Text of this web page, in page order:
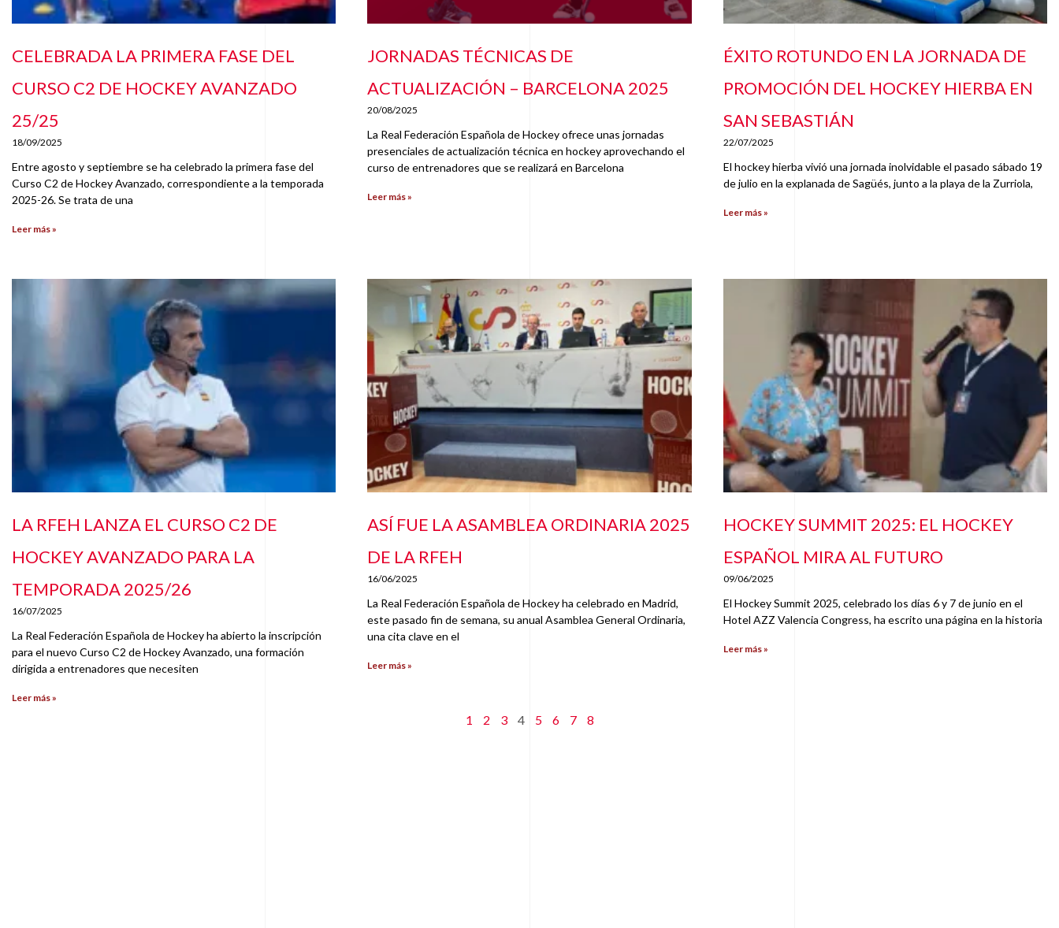
CELEBRADA LA PRIMERA FASE DEL
CURSO C2 DE HOCKEY AVANZADO
25/25
18/09/2025
Entre agosto y septiembre se ha celebrado la primera fase del
Curso C2 de Hockey Avanzado, correspondiente a la temporada
2025-26. Se trata de una
Leer más »
JORNADAS TÉCNICAS DE
ACTUALIZACIÓN – BARCELONA 2025
20/08/2025
La Real Federación Española de Hockey ofrece unas jornadas
presenciales de actualización técnica en hockey aprovechando el
curso de entrenadores que se realizará en Barcelona
Leer más »
ÉXITO ROTUNDO EN LA JORNADA DE
PROMOCIÓN DEL HOCKEY HIERBA EN
SAN SEBASTIÁN
22/07/2025
El hockey hierba vivió una jornada inolvidable el pasado sábado 19
de julio en la explanada de Sagüés, junto a la playa de la Zurriola,
Leer más »
LA RFEH LANZA EL CURSO C2 DE
HOCKEY AVANZADO PARA LA
TEMPORADA 2025/26
16/07/2025
La Real Federación Española de Hockey ha abierto la inscripción
para el nuevo Curso C2 de Hockey Avanzado, una formación
dirigida a entrenadores que necesiten
Leer más »
ASÍ FUE LA ASAMBLEA ORDINARIA 2025
DE LA RFEH
16/06/2025
La Real Federación Española de Hockey ha celebrado en Madrid,
este pasado fin de semana, su anual Asamblea General Ordinaria,
una cita clave en el
Leer más »
HOCKEY SUMMIT 2025: EL HOCKEY
ESPAÑOL MIRA AL FUTURO
09/06/2025
El Hockey Summit 2025, celebrado los días 6 y 7 de junio en el
Hotel AZZ Valencia Congress, ha escrito una página en la historia
Leer más »
1 2 3 4 5 6 7 8